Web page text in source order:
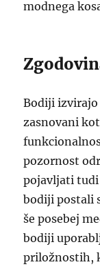
modnega
Bodiji
zasnovani
pozornost
pojavljati tudi
bodiji postali
še posebej
bodiji
priložnostih,